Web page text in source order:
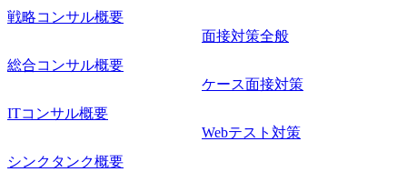
戦略コンサル概要
総合コンサル概要
ITコンサル概要
シンクタンク概要
面接対策全般
ケース面接対策
Webテスト対策